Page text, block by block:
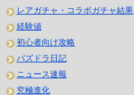
レアガチャ・コラボガチャ結果
経験値
初心者向け攻略
パズドラ日記
ニュース速報
究極進化